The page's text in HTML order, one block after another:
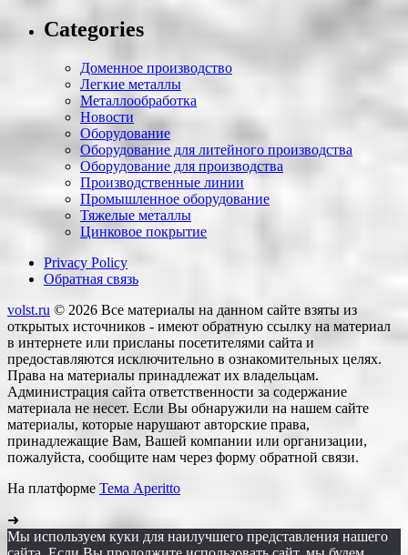
Categories
Доменное производство
Легкие металлы
Металлообработка
Новости
Оборудование
Оборудование для литейного производства
Оборудование для производства
Производственные линии
Промышленное оборудование
Тяжелые металлы
Цинковое покрытие
Privacy Policy
Обратная связь
volst.ru © 2026 Все материалы на данном сайте взяты из
открытых источников - имеют обратную ссылку на материал
в интернете или присланы посетителями сайта и
предоставляются исключительно в ознакомительных целях.
Права на материалы принадлежат их владельцам.
Администрация сайта ответственности за содержание
материала не несет. Если Вы обнаружили на нашем сайте
материалы, которые нарушают авторские права,
принадлежащие Вам, Вашей компании или организации,
пожалуйста, сообщите нам через форму обратной связи.
На платформе Тема Aperitto
➜
Мы используем куки для наилучшего представления нашего